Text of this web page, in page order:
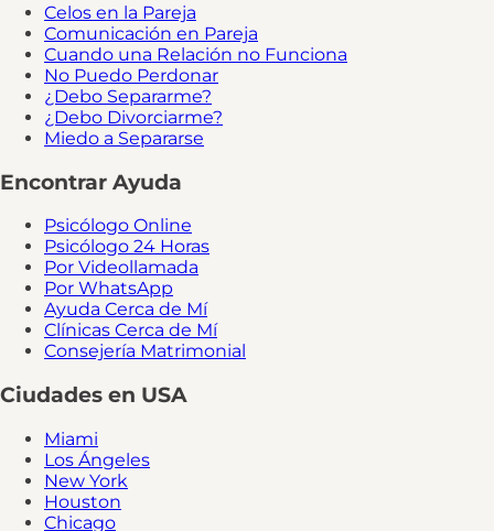
Celos en la Pareja
Comunicación en Pareja
Cuando una Relación no Funciona
No Puedo Perdonar
¿Debo Separarme?
¿Debo Divorciarme?
Miedo a Separarse
Encontrar Ayuda
Psicólogo Online
Psicólogo 24 Horas
Por Videollamada
Por WhatsApp
Ayuda Cerca de Mí
Clínicas Cerca de Mí
Consejería Matrimonial
Ciudades en USA
Miami
Los Ángeles
New York
Houston
Chicago